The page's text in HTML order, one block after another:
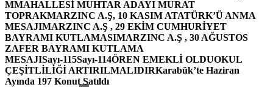
MMAHALLESİ MUHTAR ADAYI MURAT
TOPRAKMARZINC A.Ş, 10 KASIM ATATÜRK’Ü ANMA
MESAJIMARZINC A.Ş , 29 EKİM CUMHURİYET
BAYRAMI KUTLAMASIMARZINC A.Ş , 30 AĞUSTOS
ZAFER BAYRAMI KUTLAMA
MESAJISayı-115Sayı-114ÖREN EMEKLİ OLDUOKUL
ÇEŞİTLİLİĞİ ARTIRILMALIDIRKarabük’te Haziran
Ayında 197 Konut Satıldı